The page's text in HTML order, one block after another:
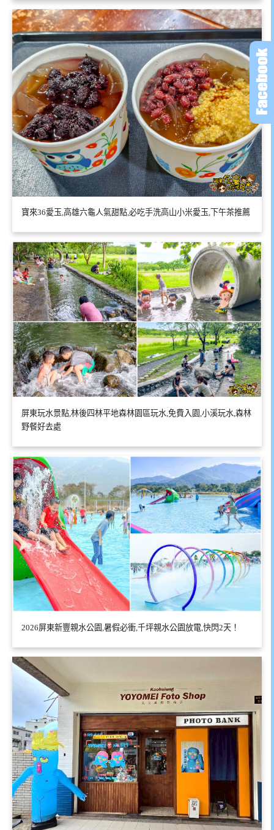
寶來36愛玉,高雄六龜人氣甜點,必吃手洗高山小米愛玉,下午茶推薦
屏東玩水景點,林後四林平地森林園區玩水,免費入園,小溪玩水,森林
野餐好去處
2026屏東新豐親水公園,暑假必衝,千坪親水公園放電,快閃2天！